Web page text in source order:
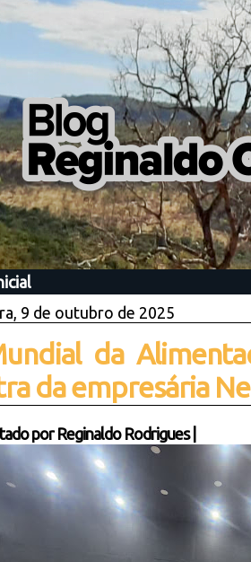
9 de outubro de 2025
da
da empresária
por Reginaldo Rodrigues